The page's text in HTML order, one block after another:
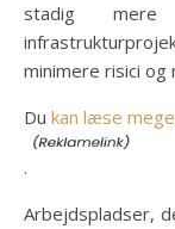
stadig
minimere risici og
Du kan læse
.
Arbejdspladser,